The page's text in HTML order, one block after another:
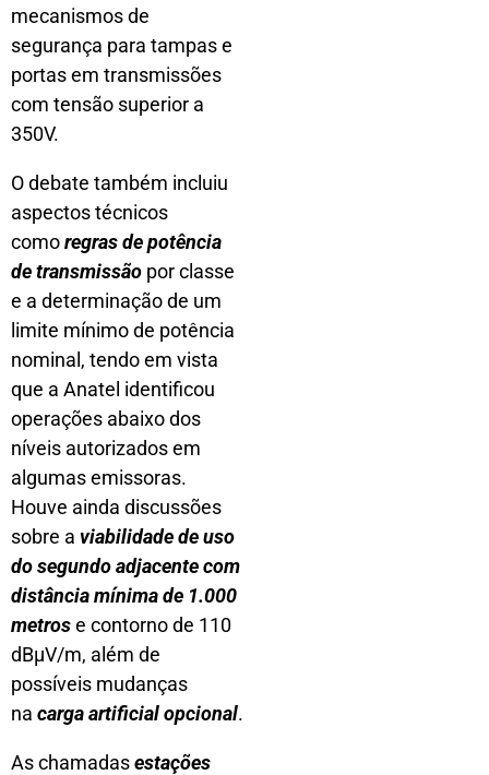
mecanismos de
segurança para tampas e
portas em transmissões
com tensão superior a
350V.
O debate também incluiu
aspectos técnicos
comoregras de potência
de transmissão por classe
e a determinação de um
limite mínimo de potência
nominal, tendo em vista
que a Anatel identificou
operações abaixo dos
níveis autorizados em
algumas emissoras.
Houve ainda discussões
sobre a viabilidade de uso
do segundo adjacente com
distância mínima de 1.000
metrose contorno de 110
dBµV/m, além de
possíveis mudanças
na carga artificial opcional.
As chamadasestações